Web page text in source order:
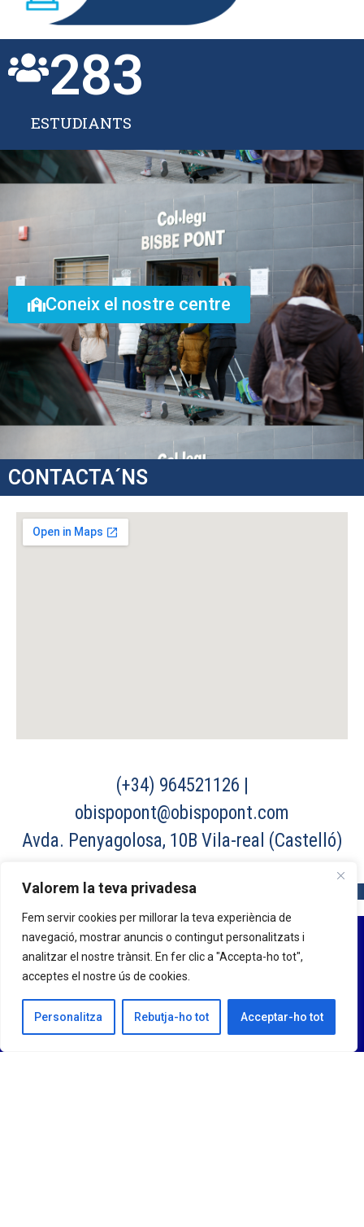
Valorem la teva privadesa
Fem servir cookies per millorar la teva experiència de
navegació, mostrar anuncis o contingut personalitzats i
analitzar el nostre trànsit. En fer clic a "Accepta-ho tot",
acceptes el nostre ús de cookies.
Personalitza Rebutja-ho tot Acceptar-ho tot
ESTUDIANTS
283
Coneix el nostre centre
CONTACTA´NS
(+34) 964521126 |
obispopont@obispopont.com
Avda. Penyagolosa, 10B Vila-real (Castelló)